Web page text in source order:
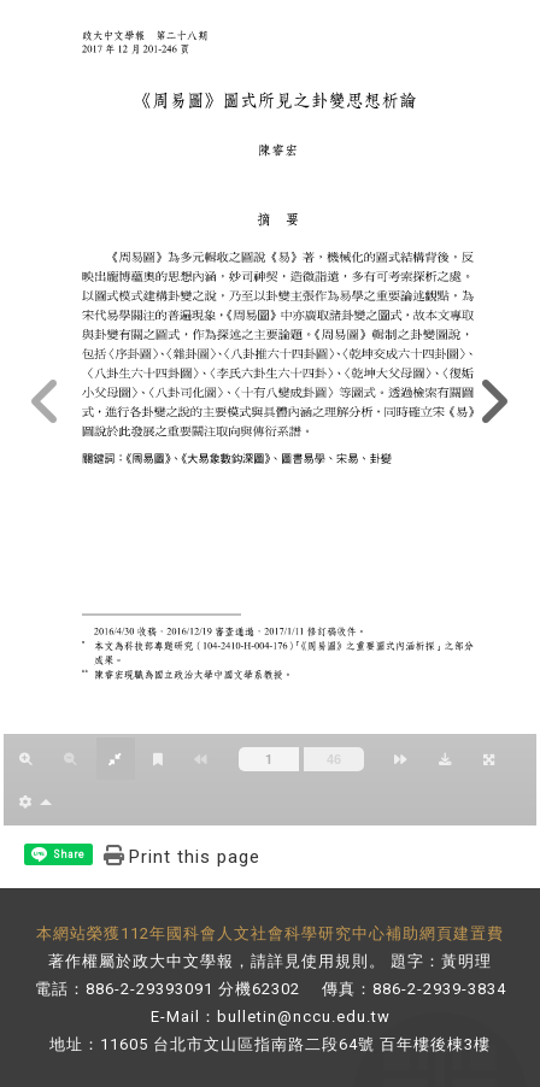
Share Print this page
本網站榮獲112年國科會人文社會科學研究中心補助網頁建置費
著作權屬於政大中文學報，請詳見使用規則 。 題字：黃明理
電話：886-2-29393091 分機62302 傳真：886-2-2939-3834
E-Mail： bulletin@nccu.edu.tw
地址：11605 台北市文山區指南路二段64號 百年樓後棟3樓